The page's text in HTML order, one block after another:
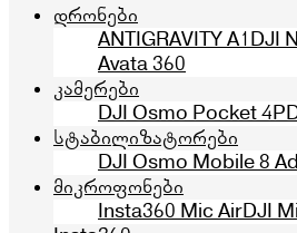
დრონები
ANTIGRAVITY A1DJI
Avata 360
კამერები
DJI Osmo Pocket 4P
სტაბილიზატორები
DJI Osmo Mobile 8
მიკროფონები
Insta360 Mic AirDJI